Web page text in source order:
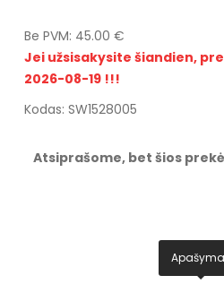
Be PVM: 45.00 €
Jei užsisakysite šiandien,
2026-08-19 !!!
Kodas: SW1528005
Atsiprašome, bet šios